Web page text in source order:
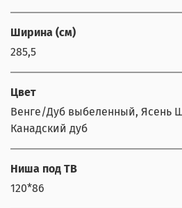
Ширина (см)
285,5
Цвет
Венге/Дуб выбеленный, Ясень
Канадский дуб
Ниша под ТВ
120*86